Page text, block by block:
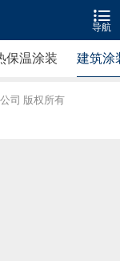

导航
保温涂装 建筑涂
司 版权所有